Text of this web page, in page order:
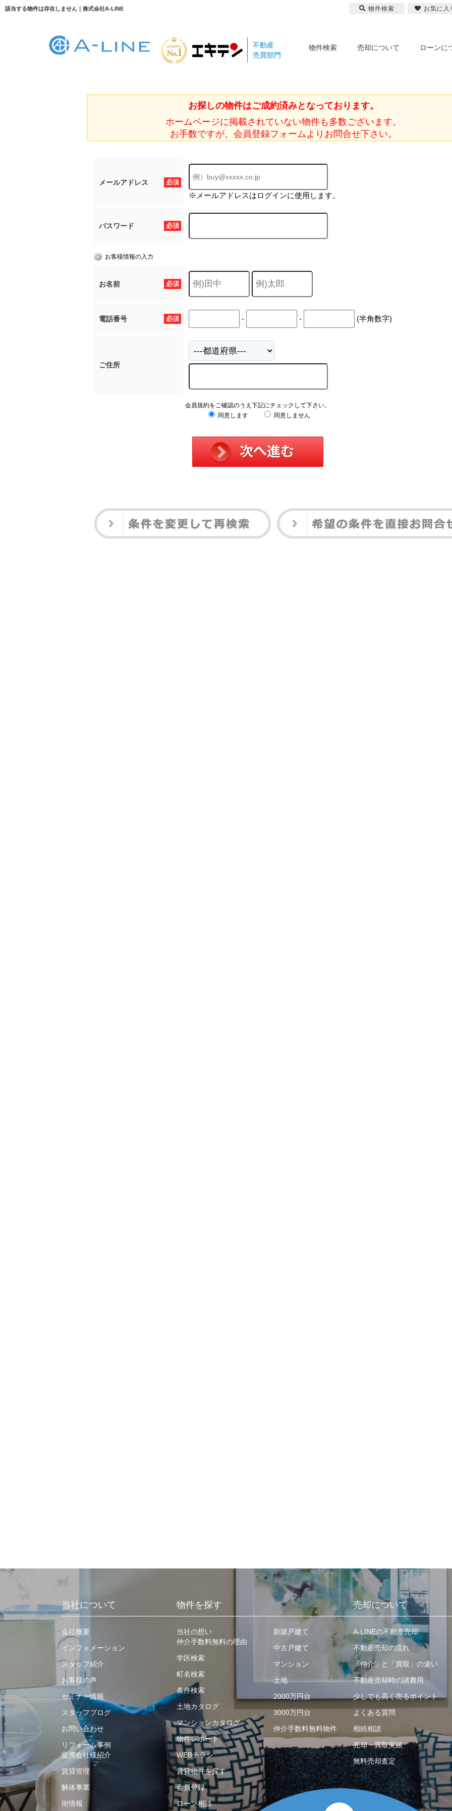
該当する物件は存在しません｜株式会社A-LINE
不動産
売買部門
物件検索 売却について ローンに
お探しの物件はご成約済みとなっております。
ホームページに掲載されていない物件も多数ございます。
お手数ですが、会員登録フォームよりお問合せ下さい。
必須
メールアドレス
※メールアドレスはログインに使用します。
必須
パスワード
お客様情報の入力
必須
お名前
必須
電話番号 - - (半角数字)
ご住所
会員規約をご確認のうえ下記にチェックして下さい。
同意します
同意しません
当社について
会社概要
インフォメーション
スタッフ紹介
お客様の声
セミナー情報
スタッフブログ
お問い合わせ
リフォーム事例
提携会社様紹介
賃貸管理
解体事業
街情報
物件を探す
当社の想い
仲介手数料無料の理由
学区検索
町名検索
条件検索
土地カタログ
マンションカタログ
物件レポート
WEBチラシ
賃貸物件を探す
会員登録
ローン相談
新築戸建て
中古戸建て
マンション
土地
2000万円台
3000万円台
仲介手数料無料物件
売却について
A-LINEの不動産売却
不動産売却の流れ
「仲介」と「買取」の違い
不動産売却時の諸費用
少しでも高く売るポイント
よくある質問
相続相談
売却・買取実績
無料売却査定
物件検索 お気に入